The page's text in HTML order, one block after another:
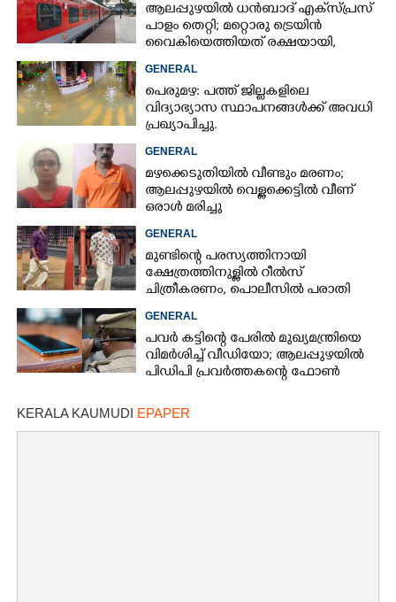
ആലപ്പുഴയിൽ ധൻബാദ് എക്‌സ്പ്രസ്
പാളം തെറ്റി; മറ്റൊരു ട്രെയിൻ
വൈകിയെത്തിയത് രക്ഷയായി,
GENERAL
പെരുമഴ: പത്ത് ജില്ലകളിലെ
വിദ്യാഭ്യാസ സ്ഥാപനങ്ങൾക്ക് അവധി
പ്രഖ്യാപിച്ചു.
GENERAL
മഴക്കെടുതിയിൽ വീണ്ടും മരണം;
ആലപ്പുഴയിൽ വെള്ളക്കെട്ടിൽ വീണ്
ഒരാൾ മരിച്ചു
GENERAL
മുണ്ടിന്റെ പരസ്യത്തിനായി
ക്ഷേത്രത്തിനുള്ളിൽ റീൽസ്
ചിത്രീകരണം, പൊലീസിൽ പരാതി
GENERAL
പവർ കട്ടിന്റെ പേരിൽ മുഖ്യമന്ത്രിയെ
വിമർശിച്ച് വീഡിയോ; ആലപ്പുഴയിൽ
പിഡിപി പ്രവർത്തകന്റെ ഫോൺ
KERALA KAUMUDI EPAPER